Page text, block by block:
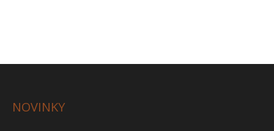
NOVINKY